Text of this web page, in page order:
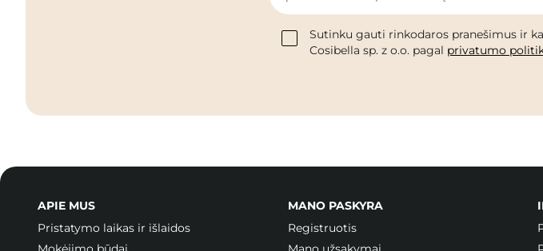
Sutinku gauti rinkodaros pranešimus ir
Cosibella sp. z o.o. pagal privatumo
APIE MUS
Pristatymo laikas ir išlaidos
MANO PASKYRA
Registruotis